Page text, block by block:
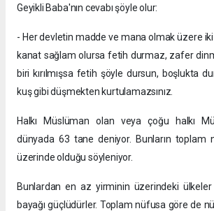
Geyikli Baba'nın cevabı şöyle olur:
- Her devletin madde ve mana olmak üzere iki
kanat sağlam olursa fetih durmaz, zafer
biri kırılmışsa fetih şöyle dursun, boşlukta
kuş gibi düşmekten kurtulamazsınız.
Halkı Müslüman olan veya çoğu halkı
dünyada 63 tane deniyor. Bunların toplam
üzerinde olduğu söyleniyor.
Bunlardan en az yirminin üzerindeki ülkeler
bayağı güçlüdürler. Toplam nüfusa göre de